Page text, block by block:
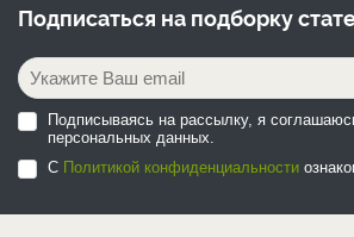
Подписаться на подборку
Подписываясь на рассылку, я
персональных данных.
С Политикой конфиденциальности